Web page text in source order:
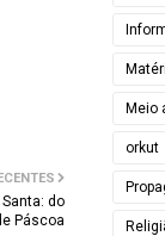
do
Páscoa
Meio
orkut